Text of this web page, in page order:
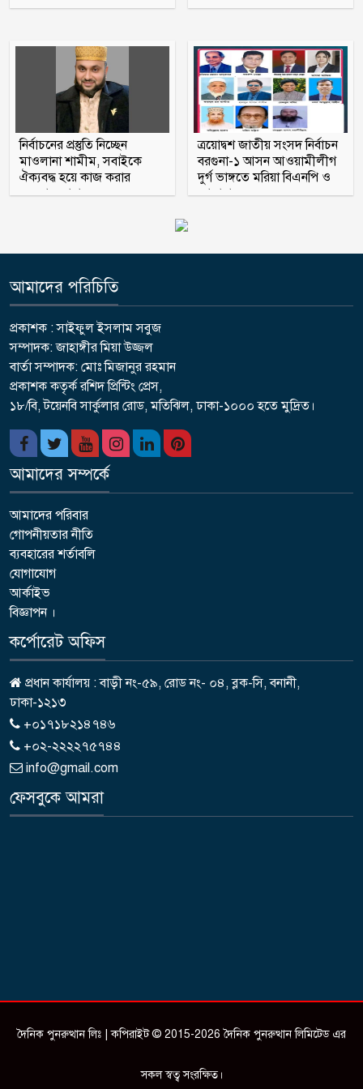
বিএনপি নেতার ছেলে আটক
নির্বাচনের প্রস্তুতি নিচ্ছেন
মাওলানা শামীম, সবাইকে
ঐক্যবদ্ধ হয়ে কাজ করার
অহব্বান জানান
ত্রয়োদ্বশ জাতীয় সংসদ নির্বাচন
বরগুনা-১ আসন আওয়ামীলীগ
দুর্গ ভাঙ্গতে মরিয়া বিএনপি ও
জামায়াত
আমাদের পরিচিতি
প্রকাশক : সাইফুল ইসলাম সবুজ
সম্পাদক: জাহাঙ্গীর মিয়া উজ্জল
বার্তা সম্পাদক: মোঃ মিজানুর রহমান
প্রকাশক কতৃর্ক রশিদ প্রিন্টিং প্রেস,
১৮/বি, টয়েনবি সার্কুলার রোড, মতিঝিল, ঢাকা-১০০০ হতে মুদ্রিত।
আমাদের সম্পর্কে
আমাদের পরিবার
গোপনীয়তার নীতি
ব্যবহারের শর্তাবলি
যোগাযোগ
আর্কাইভ
বিজ্ঞাপন ।
কর্পোরেট অফিস
প্রধান কার্যালয় : বাড়ী নং-৫৯, রোড নং- ০৪, ব্লক-সি, বনানী,
ঢাকা-১২১৩
+০১৭১৮২১৪৭৪৬
+০২-২২২২৭৫৭৪৪
info@gmail.com
ফেসবুকে আমরা
দৈনিক পুনরুত্থান লিঃ | কপিরাইট © 2015-2026 দৈনিক পুনরুত্থান লিমিটেড এর
সকল স্বত্ব সংরক্ষিত।